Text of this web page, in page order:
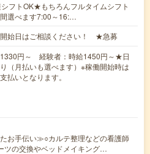
フトOK★もちろんフルタイムシフト
選べます7:00～16:…
開始日はご相談ください！ ★急募
円～ 経験者：時給1450円～★日
（月払いも選べます）※稼働開始時は
払いとなります。
お手伝い≫○カルテ整理などの看護師
ツの交換やベッドメイキング…